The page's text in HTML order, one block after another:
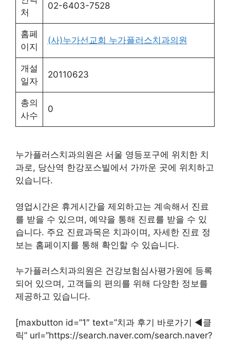
처
02-6403-7528
홈페
이지
(사)누가선교회 누가플러스치과의원
개설
일자
20110623
총의
사수
0
누가플러스치과의원은 서울 영등포구에 위치한 치
과로, 당산역 한강포스빌에서 가까운 곳에 위치하고
있습니다.
영업시간은 휴게시간을 제외하고는 계속해서 진료
를 받을 수 있으며, 예약을 통해 진료를 받을 수 있
습니다. 주요 진료과목은 치과이며, 자세한 진료 정
보는 홈페이지를 통해 확인할 수 있습니다.
누가플러스치과의원은 건강보험심사평가원에 등록
되어 있으며, 고객들의 편의를 위해 다양한 정보를
제공하고 있습니다.
[maxbutton id=”1″ text=”치과 후기 바로가기 ◀︎클
릭” url=”https://search.naver.com/search.naver?